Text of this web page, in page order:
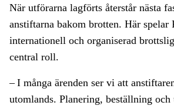
När utförarna lagförts återstår nästa
anstiftarna bakom brotten. Här spelar
internationell och organiserad
central roll.
– I många ärenden ser vi att
utomlands. Planering, beställning